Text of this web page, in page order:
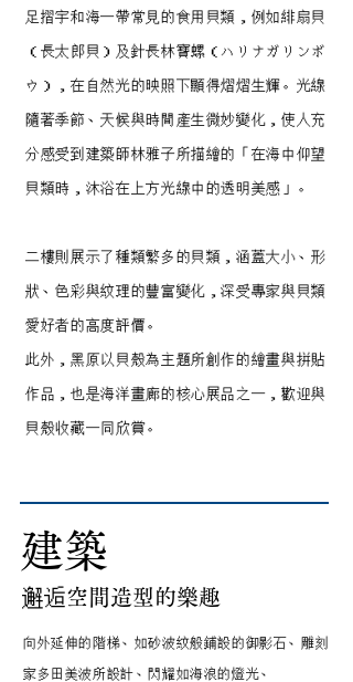
足摺宇和海一帶常見的食用貝類，例如緋扇貝
（長太郎貝）及針長林寶螺（ハリナガリンボ
ウ），在自然光的映照下顯得熠熠生輝。光線
隨著季節、天候與時間產生微妙變化，使人充
分感受到建築師林雅子所描繪的「在海中仰望
貝類時，沐浴在上方光線中的透明美感」。
二樓則展示了種類繁多的貝類，涵蓋大小、形
狀、色彩與紋理的豐富變化，深受專家與貝類
愛好者的高度評價。
此外，黑原以貝殼為主題所創作的繪畫與拼貼
作品，也是海洋畫廊的核心展品之一，歡迎與
貝殼收藏一同欣賞。
建築
邂逅空間造型的樂趣
向外延伸的階梯、如砂波紋般鋪設的御影石、雕刻
家多田美波所設計、閃耀如海浪的燈光、